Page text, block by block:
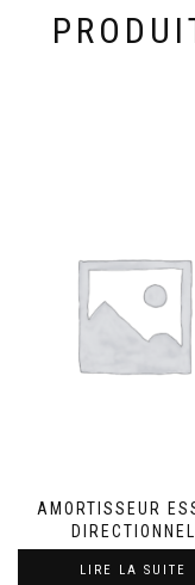
AMORTISSEUR
DIRECTIONNEL
LIRE LA SUITE